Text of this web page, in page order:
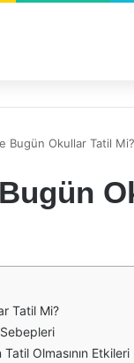
Bugün Okullar Tatil Mi?
Tatil Mi?
Olmasının Etkileri